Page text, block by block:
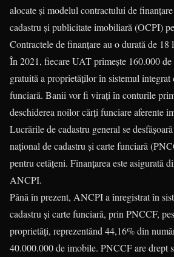
alocate și modelul contractului de
cadastru și publicitate imobiliară (OCPI)
Contractele de finanțare au o durată de 18
În 2021, fiecare UAT primește 160.000
gratuită a proprietăților în sistemul integrat
funciară. Banii vor fi virați în conturile
deschiderea noilor cărți funciare aferente
Lucrările de cadastru general se
național de cadastru și carte funciară
pentru cetățeni. Finanțarea este asigurată
ANCPI.
Până în prezent, ANCPI a înregistrat în
cadastru și carte funciară, prin PNCCF,
proprietăți, reprezentând 44,16% din
40.000.000 de imobile. PNCCF are drept